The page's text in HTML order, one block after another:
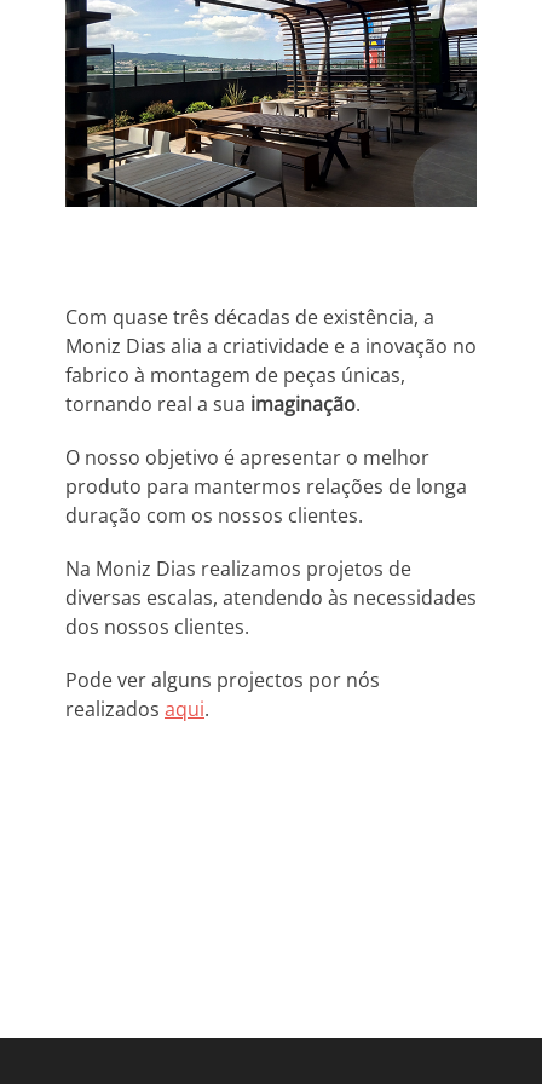
Com quase três décadas de existência, a
Moniz Dias alia a criatividade e a inovação no
fabrico à montagem de peças únicas,
tornando real a sua imaginação.
O nosso objetivo é apresentar o melhor
produto para mantermos relações de longa
duração com os nossos clientes.
Na Moniz Dias realizamos projetos de
diversas escalas, atendendo às necessidades
dos nossos clientes.
Pode ver alguns projectos por nós
realizados aqui.